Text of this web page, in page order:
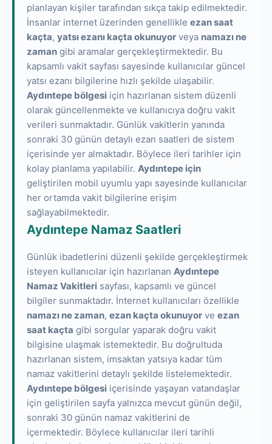
planlayan kişiler tarafından sıkça takip edilmektedir.
İnsanlar internet üzerinden genellikle ezan saat
kaçta, yatsı ezanı kaçta okunuyor veya namazı ne
zaman gibi aramalar gerçekleştirmektedir. Bu
kapsamlı vakit sayfası sayesinde kullanıcılar güncel
yatsı ezanı bilgilerine hızlı şekilde ulaşabilir.
Aydıntepe bölgesi için hazırlanan sistem düzenli
olarak güncellenmekte ve kullanıcıya doğru vakit
verileri sunmaktadır. Günlük vakitlerin yanında
sonraki 30 günün detaylı ezan saatleri de sistem
içerisinde yer almaktadır. Böylece ileri tarihler için
kolay planlama yapılabilir. Aydıntepe için
geliştirilen mobil uyumlu yapı sayesinde kullanıcılar
her ortamda vakit bilgilerine erişim
sağlayabilmektedir.
Aydıntepe Namaz Saatleri
Günlük ibadetlerini düzenli şekilde gerçekleştirmek
isteyen kullanıcılar için hazırlanan Aydıntepe
Namaz Vakitleri sayfası, kapsamlı ve güncel
bilgiler sunmaktadır. İnternet kullanıcıları özellikle
namazı ne zaman, ezan kaçta okunuyor ve ezan
saat kaçta gibi sorgular yaparak doğru vakit
bilgisine ulaşmak istemektedir. Bu doğrultuda
hazırlanan sistem, imsaktan yatsıya kadar tüm
namaz vakitlerini detaylı şekilde listelemektedir.
Aydıntepe bölgesi içerisinde yaşayan vatandaşlar
için geliştirilen sayfa yalnızca mevcut günün değil,
sonraki 30 günün namaz vakitlerini de
içermektedir. Böylece kullanıcılar ileri tarihli